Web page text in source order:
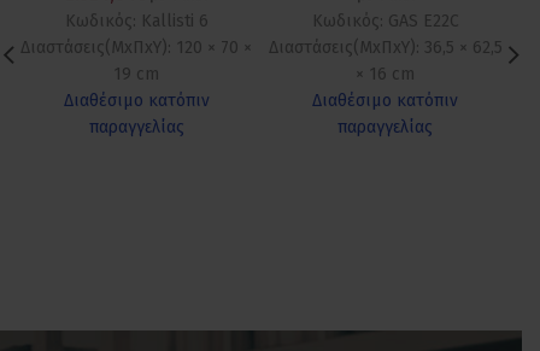
Κωδικός: Kallisti 6
Διαστάσεις(ΜxΠxΥ): 120 × 70 ×
19 cm
Διαθέσιμο κατόπιν
παραγγελίας
Κωδικός: GAS E22C
Διαστάσεις(ΜxΠxΥ): 36,5 × 62,5
× 16 cm
Διαθέσιμο κατόπιν
παραγγελίας